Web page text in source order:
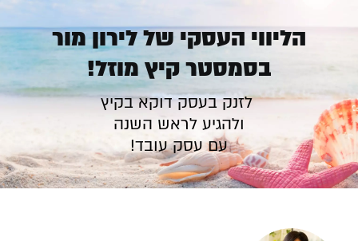
הליווי העסקי של לירון מור
בסמסטר קיץ מוזל!
לזנק בעסק דוקא בקיץ
ולהגיע לראש השנה
עם עסק עובד!